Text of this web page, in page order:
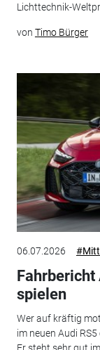
Lichttechnik-
von Timo Bürger
06.07.2026
spielen
Wer auf kräftig
im neuen Audi